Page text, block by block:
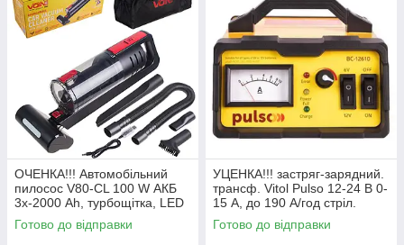
ОЧЕНКА!!! Автомобільний
пилосос V80-CL 100 W АКБ
3х-2000 Ah, турбощітка, LED
ліхтар
Готово до відправки
УЦЕНКА!!! застряг-зарядний.
трансф. Vitol Pulso 12-24 В 0-
15 А, до 190 А/год стріл.
індик.
Готово до відправки